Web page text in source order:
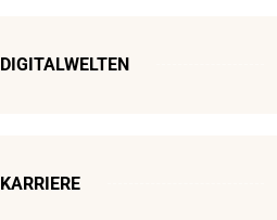
DIGITALWELTEN
KARRIERE